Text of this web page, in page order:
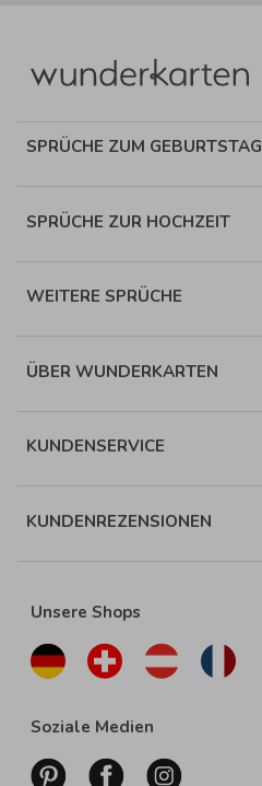
SPRÜCHE ZUM GEBURTSTAG
SPRÜCHE ZUR HOCHZEIT
WEITERE SPRÜCHE
ÜBER WUNDERKARTEN
KUNDENSERVICE
KUNDENREZENSIONEN
Unsere Shops
Soziale Medien